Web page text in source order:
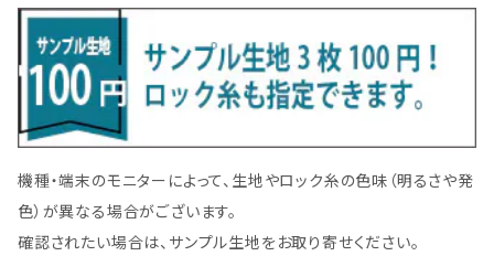
機種・端末のモニターによって、生地やロック糸の色味（明るさや発
色）が異なる場合がございます。
確認されたい場合は、サンプル生地をお取り寄せください。